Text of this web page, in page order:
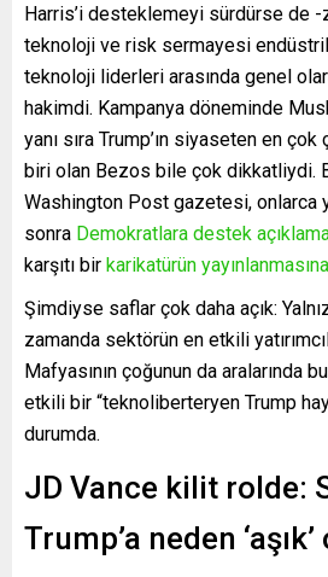
Harris’i desteklemeyi sürdürse de -
teknoloji ve risk sermayesi
teknoloji liderleri arasında genel
hakimdi. Kampanya döneminde
yanı sıra Trump’ın siyaseten en
biri olan Bezos bile çok dikkatliydi.
Washington Post gazetesi, onlarca
sonra Demokratlara destek
karşıtı bir karikatürün yayınlanmasına
Şimdiyse saflar çok daha açık:
zamanda sektörün en etkili
Mafyasının çoğunun da aralarında
etkili bir “teknoliberteryen Trump
durumda.
JD Vance kilit rolde:
Trump’a neden